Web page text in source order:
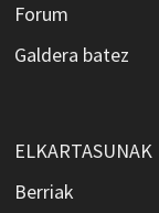
Forum
Galdera batez
ELKARTASUNAK
Berriak